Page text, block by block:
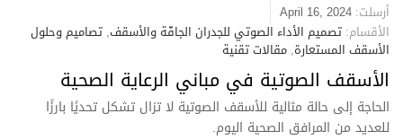
أرسلت: April 16, 2024
الأقسام: تصميم الأداء الصوتي للجدران الجافّة والأسقف, تصاميم وحلول
الأسقف المستعارة, مقالات تقنية
الأسقف الصوتية في مباني الرعاية الصحية
الحاجة إلى حالة مثالية للأسقف الصوتية لا تزال تشكل تحديًا بارزًا
للعديد من المرافق الصحية اليوم.